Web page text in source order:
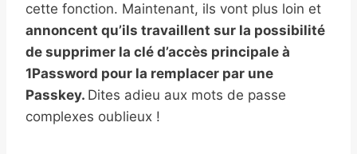
cette fonction. Maintenant, ils vont plus loin et
annoncent qu’ils travaillent sur la possibilité
de supprimer la clé d’accès principale à
1Password pour la remplacer par une
Passkey. Dites adieu aux mots de passe
complexes oublieux !